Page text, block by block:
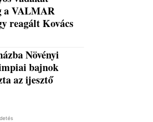
a VALMAR
reagált Kovács
Növényi
bajnok
az ijesztő